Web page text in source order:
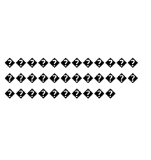
������������
������������
����������